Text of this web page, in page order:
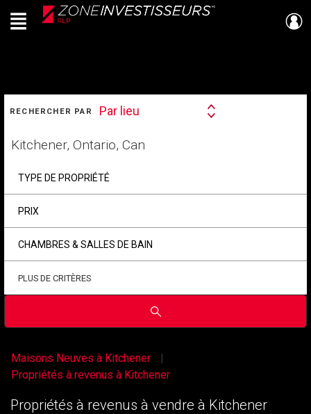
Live
En Direct
Menu
RECHERCHER PAR
Search
Par lieu
votre
TYPE DE PROPRIÉTÉ
PRIX
CHAMBRES & SALLES DE BAIN
PLUS DE CRITÈRES
Soumettre
Maisons Neuves à Kitchener
Propriétés à revenus à Kitchener
Propriétés à revenus à vendre à Kitchener